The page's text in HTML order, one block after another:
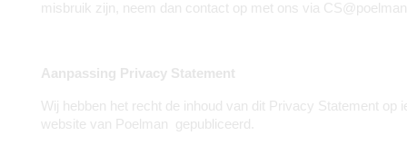
misbruik zijn, neem dan contact op met ons via
Aanpassing Privacy Statement
Wij hebben het recht de inhoud van dit Privacy Statement
website van Poelman  gepubliceerd.